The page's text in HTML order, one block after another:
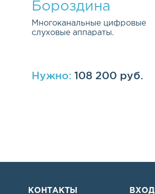
Бороздина
Многоканальные цифровые
слуховые аппараты.
Нужно: 108 200 руб.
КОНТАКТЫ ВХОД